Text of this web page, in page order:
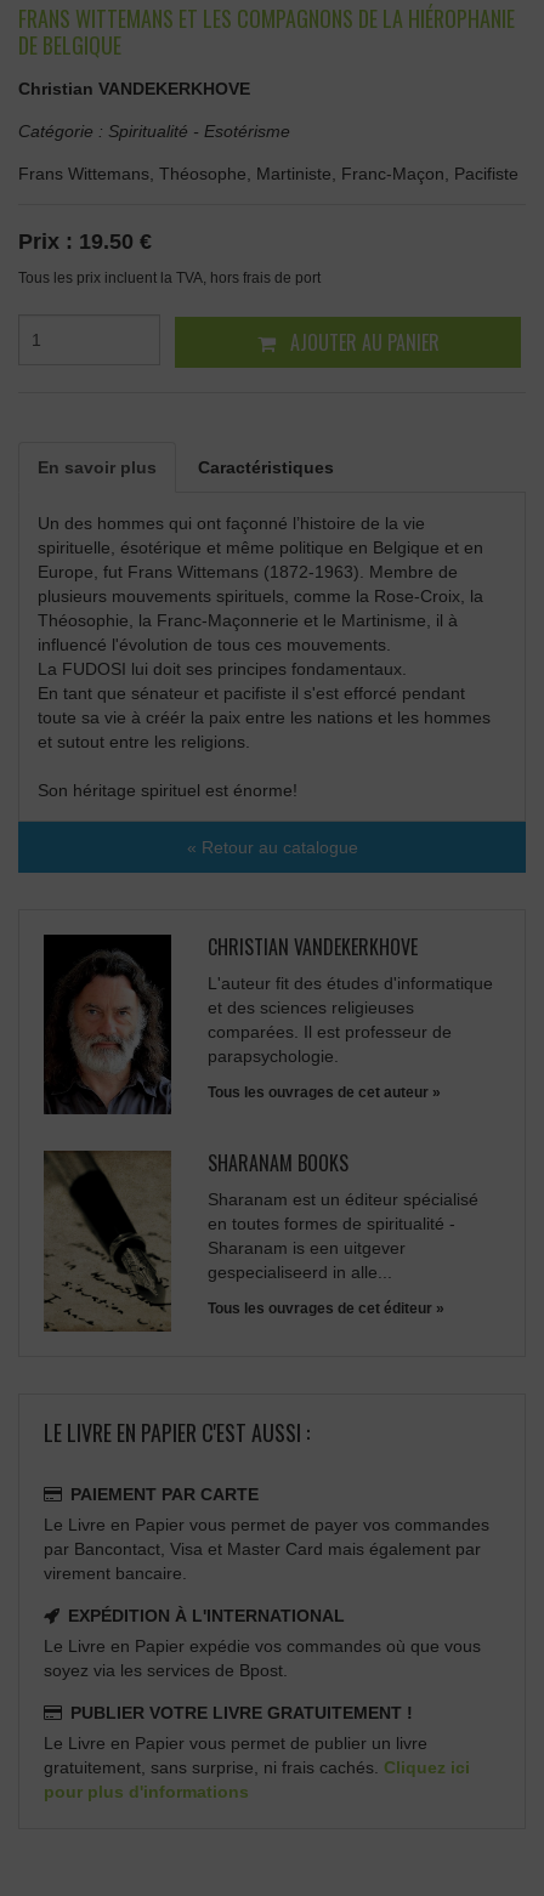
FRANS WITTEMANS ET LES COMPAGNONS DE LA HIÉROPHANIE
DE BELGIQUE
Christian VANDEKERKHOVE
Catégorie : Spiritualité - Esotérisme
Frans Wittemans, Théosophe, Martiniste, Franc-Maçon, Pacifiste
Prix : 19.50 €
Tous les prix incluent la TVA, hors frais de port
AJOUTER AU PANIER
En savoir plus Caractéristiques
Un des hommes qui ont façonné l’histoire de la vie
spirituelle, ésotérique et même politique en Belgique et en
Europe, fut Frans Wittemans (1872-1963). Membre de
plusieurs mouvements spirituels, comme la Rose-Croix, la
Théosophie, la Franc-Maçonnerie et le Martinisme, il à
influencé l'évolution de tous ces mouvements.
La FUDOSI lui doit ses principes fondamentaux.
En tant que sénateur et pacifiste il s'est efforcé pendant
toute sa vie à créér la paix entre les nations et les hommes
et sutout entre les religions.
Son héritage spirituel est énorme!
« Retour au catalogue
CHRISTIAN VANDEKERKHOVE
L'auteur fit des études d'informatique
et des sciences religieuses
comparées. Il est professeur de
parapsychologie.
Tous les ouvrages de cet auteur »
SHARANAM BOOKS
Sharanam est un éditeur spécialisé
en toutes formes de spiritualité -
Sharanam is een uitgever
gespecialiseerd in alle...
Tous les ouvrages de cet éditeur »
LE LIVRE EN PAPIER C'EST AUSSI :
PAIEMENT PAR CARTE
Le Livre en Papier vous permet de payer vos commandes
par Bancontact, Visa et Master Card mais également par
virement bancaire.
EXPÉDITION À L'INTERNATIONAL
Le Livre en Papier expédie vos commandes où que vous
soyez via les services de Bpost.
PUBLIER VOTRE LIVRE GRATUITEMENT !
Le Livre en Papier vous permet de publier un livre
gratuitement, sans surprise, ni frais cachés. Cliquez ici
pour plus d'informations